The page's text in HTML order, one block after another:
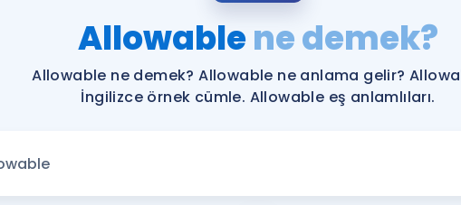
YDS ve YÖKDİL
YDS ve YÖKDİL'e
Tüm ÖSYM
Allowablene demek?
Allowable ne demek? Allowable ne anlama gelir?
İngilizce örnek cümle. Allowable eş anlamlıları.